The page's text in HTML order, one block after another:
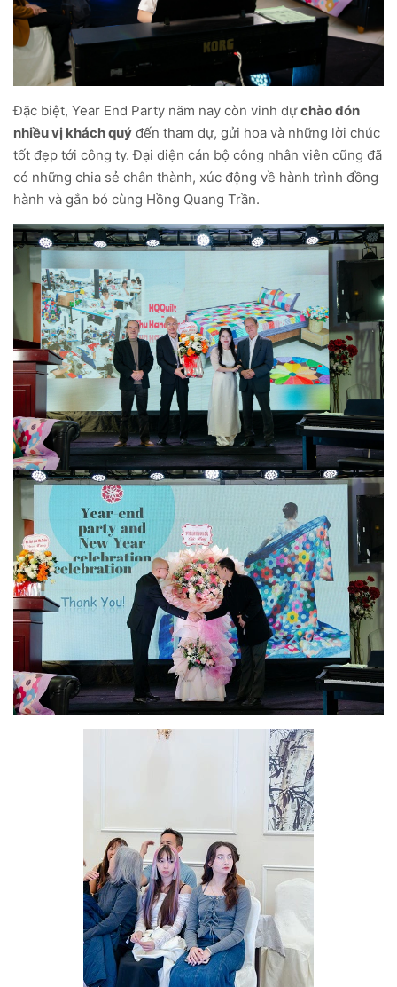
Đặc biệt, Year End Party năm nay còn vinh dựchào đón
nhiều vị khách quý đến tham dự, gửi hoa và những lời chúc
tốt đẹp tới công ty. Đại diện cán bộ công nhân viên cũng đã
có những chia sẻ chân thành, xúc động về hành trình đồng
hành và gắn bó cùng Hồng Quang Trần.